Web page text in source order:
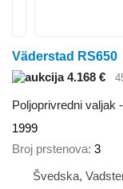
Väderstad RS650
4.168 €
Poljoprivredni valjak
1999
Broj prstenova 3
Švedska,